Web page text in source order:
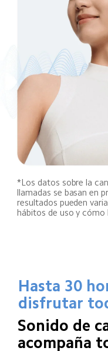
*Los datos sobre la
llamadas se basan en
resultados pueden
hábitos de uso y cómo
Hasta 30
disfrutar
Sonido de
acompaña